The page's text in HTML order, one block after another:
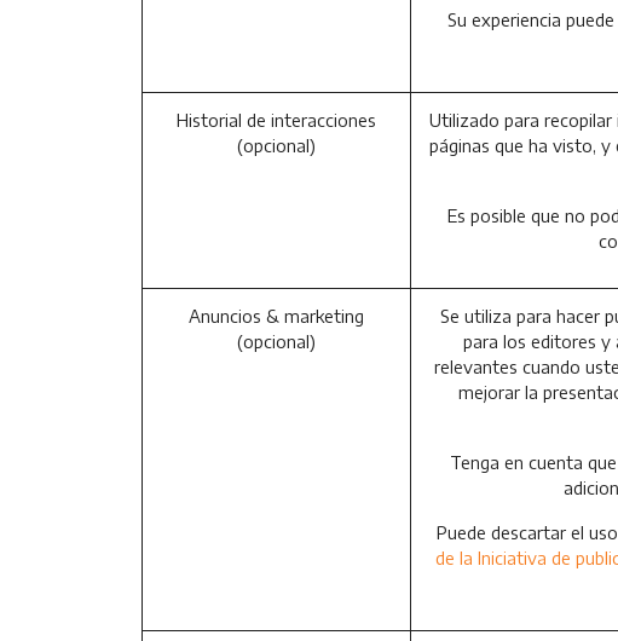
Su experiencia
Historial de interacciones
(opcional)
Utilizado para
páginas que ha visto, y
Es posible que no
Anuncios & marketing
(opcional)
Se utiliza para hacer
para los editores y
relevantes cuando
mejorar la
Tenga en cuenta
Puede descartar el
de la Iniciativa de